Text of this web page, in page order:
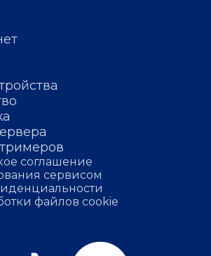
соглашение
сервисом
файлов cookie